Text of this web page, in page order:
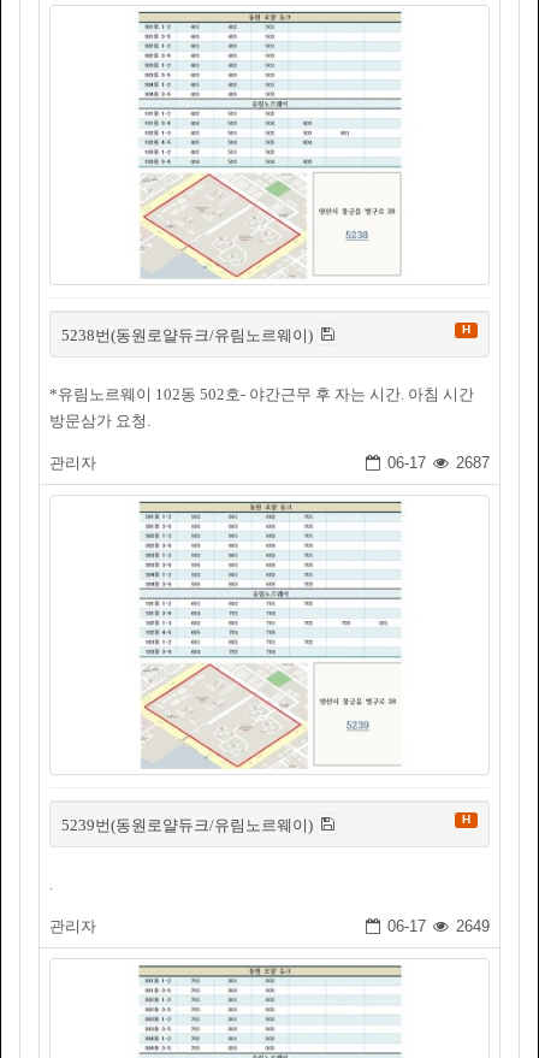
5238번(동원로얄듀크/유림노르웨이) H
*유림노르웨이 102동 502호- 야간근무 후 자는 시간. 아침 시간
방문삼가 요청.
관리자 06-17 2687
5239번(동원로얄듀크/유림노르웨이) H
.
관리자 06-17 2649